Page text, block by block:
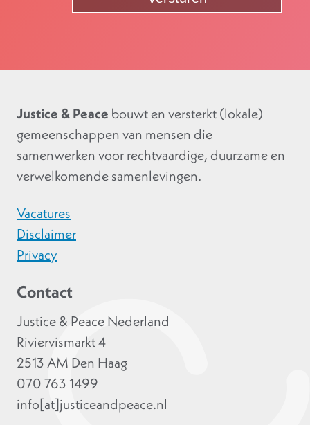
Justice & Peace bouwt en versterkt (lokale)
gemeenschappen van mensen die
samenwerken voor rechtvaardige, duurzame en
verwelkomende samenlevingen.
Vacatures
Disclaimer
Privacy
Contact
Justice & Peace Nederland
Riviervismarkt 4
2513 AM Den Haag
070 763 1499
info[at]justiceandpeace.nl